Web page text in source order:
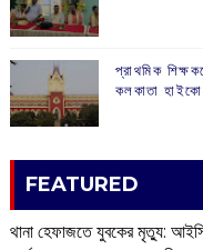
প্রাথমিক
কলকাতা
FEATURED
থানা হেফাজতে যুবকের মৃত্যু: